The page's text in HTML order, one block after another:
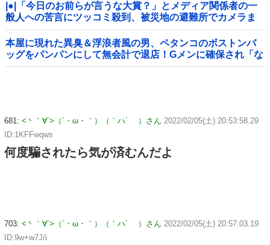
|●|「今日のお前らが言うな大賞？」とメディア関係者の一
般人への苦言にツッコミ殺到、被災地の避難所でカメラま
わすのは……
本屋に現れた異臭＆浮浪者風の男、ペタンコのボストンバ
ッグをパンパンにして無会計で退店！Gメンに確保され「な
んで？」と本気で困惑ｗｗｗ
681: <丶｀∀´>（´・ω・｀）（｀ハ´ ）さん 2022/02/05(土) 20:53:58.29
ID:1KFFwqws
何度騙されたら気が済むんだよ
703: <丶｀∀´>（´・ω・｀）（｀ハ´ ）さん 2022/02/05(土) 20:57:03.19
ID:9w+w7J/i